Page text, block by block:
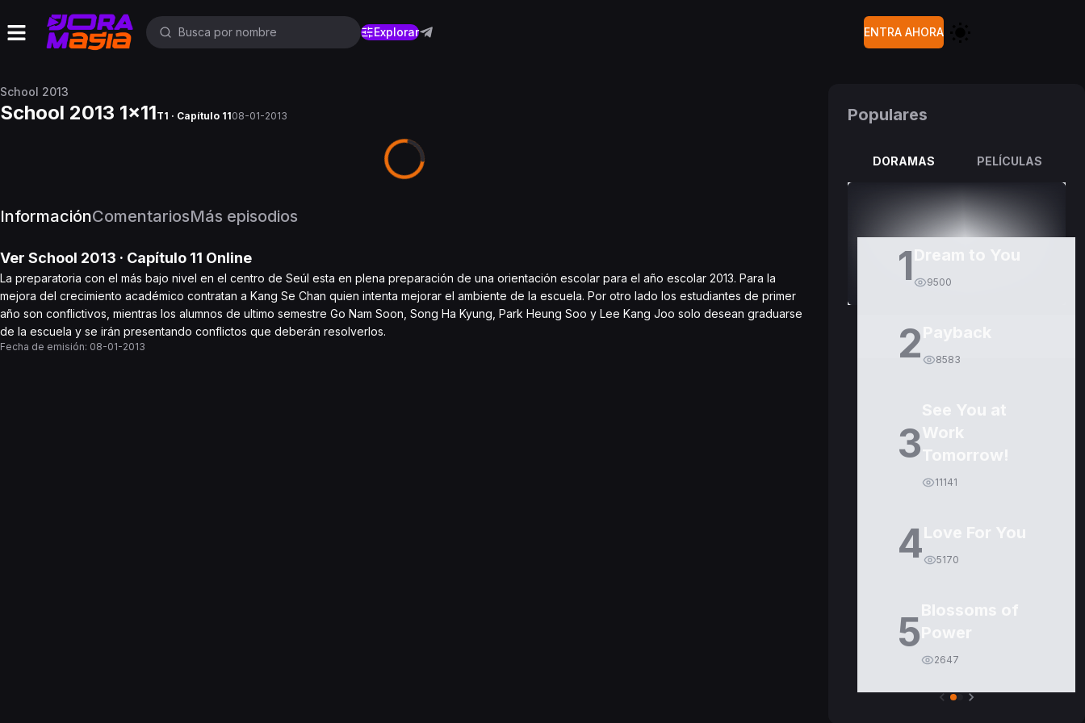
Explorar ENTRA AHORA
School 2013
School 2013 1x11T1 · Capítulo 1108-01-2013
InformaciónComentariosMás episodios
Ver School 2013 · Capítulo 11 Online
La preparatoria con el más bajo nivel en el centro de Seúl esta en plena preparación de una orientación escolar para el año escolar 2013. Para la
mejora del crecimiento académico contratan a Kang Se Chan quien intenta mejorar el ambiente de la escuela. Por otro lado los estudiantes de primer
año son conflictivos, mientras los alumnos de ultimo semestre Go Nam Soon, Song Ha Kyung, Park Heung Soo y Lee Kang Joo solo desean graduarse
de la escuela y se irán presentando conflictos que deberán resolverlos.
Fecha de emisión: 08-01-2013
Populares
DORAMAS PELÍCULAS
1 9500
2 8583
3
11141
4 5170
5
2647